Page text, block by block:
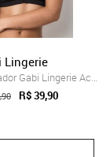
Lingerie
Top Sport Nadador Gabi Lingerie Academia...
R$ 39,90